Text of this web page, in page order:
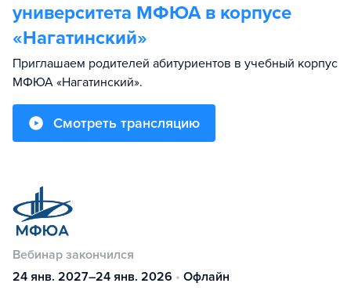
университета МФЮА в корпусе
«Нагатинский»
Приглашаем родителей абитуриентов в учебный корпус
МФЮА «Нагатинский».
Смотреть трансляцию
Вебинар закончился
24 янв. 2027–24 янв. 2026 • Офлайн